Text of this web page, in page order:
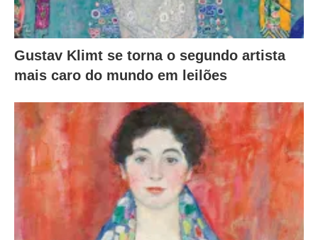
Gustav Klimt se torna o segundo artista
mais caro do mundo em leilões